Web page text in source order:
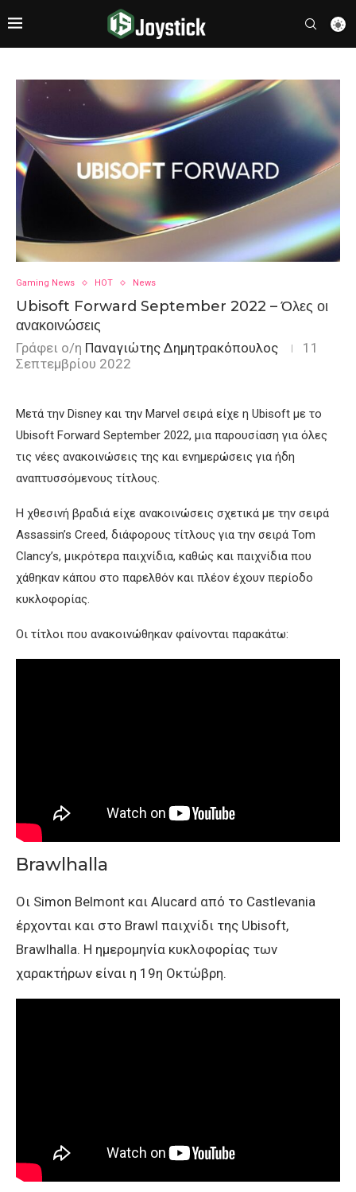
Gaming News HOT News
Ubisoft Forward September 2022 – Όλες οι
ανακοινώσεις
Γράφει ο/η Παναγιώτης Δημητρακόπουλος
11
Σεπτεμβρίου 2022
Μετά την Disney και την Marvel σειρά είχε η Ubisoft με το
Ubisoft Forward September 2022, μια παρουσίαση για όλες
τις νέες ανακοινώσεις της και ενημερώσεις για ήδη
αναπτυσσόμενους τίτλους.
Η χθεσινή βραδιά είχε ανακοινώσεις σχετικά με την σειρά
Assassin’s Creed, διάφορους τίτλους για την σειρά Tom
Clancy’s, μικρότερα παιχνίδια, καθώς και παιχνίδια που
χάθηκαν κάπου στο παρελθόν και πλέον έχουν περίοδο
κυκλοφορίας.
Οι τίτλοι που ανακοινώθηκαν φαίνονται παρακάτω:
Brawlhalla
Οι Simon Belmont και Alucard από το Castlevania
έρχονται και στο Brawl παιχνίδι της Ubisoft,
Brawlhalla. Η ημερομηνία κυκλοφορίας των
χαρακτήρων είναι η 19η Οκτώβρη.